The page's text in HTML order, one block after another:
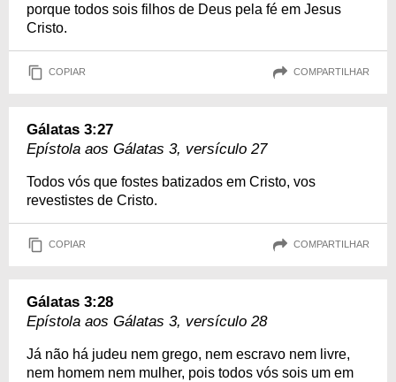
porque todos sois filhos de Deus pela fé em Jesus
Cristo.
COPIAR COMPARTILHAR
Gálatas 3:27
Epístola aos Gálatas 3, versículo 27
Todos vós que fostes batizados em Cristo, vos
revestistes de Cristo.
COPIAR COMPARTILHAR
Gálatas 3:28
Epístola aos Gálatas 3, versículo 28
Já não há judeu nem grego, nem escravo nem livre,
nem homem nem mulher, pois todos vós sois um em